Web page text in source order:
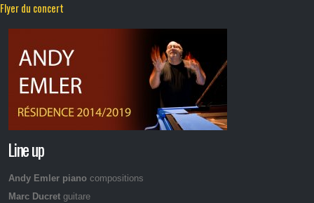
Flyer du concert
Line up
Andy Emler piano compositions
Marc Ducret guitare